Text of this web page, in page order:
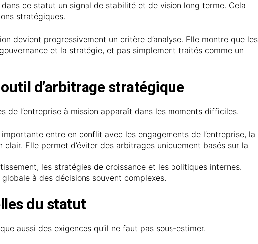
ce statut un signal de stabilité et de vision long terme. Cela
stratégiques.
devient progressivement un critère d’analyse. Elle montre que les
et la stratégie, et pas simplement traités comme un
d’arbitrage stratégique
de l’entreprise à mission apparaît dans les moments difficiles.
entre en conflit avec les engagements de l’entreprise, la
Elle permet d’éviter des arbitrages uniquement basés sur la
les stratégies de croissance et les politiques internes.
à des décisions souvent complexes.
du statut
aussi des exigences qu’il ne faut pas sous-estimer.